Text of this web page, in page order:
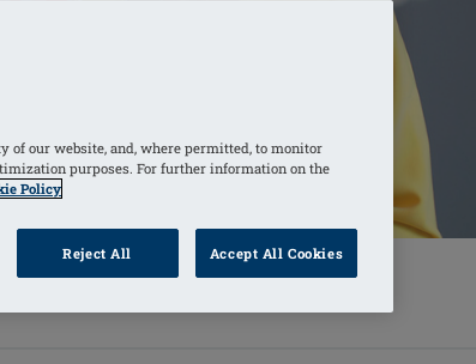
of our website, and, where permitted, to monitor
purposes. For further information on the
Policy
Reject All Accept All Cookies